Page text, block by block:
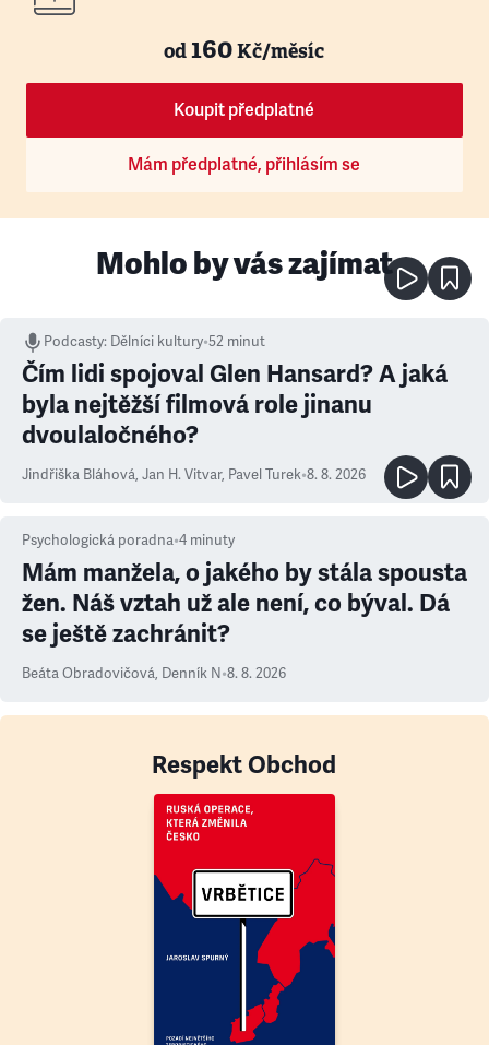
od160Kč/měsíc
Koupit předplatné
Mám předplatné, přihlásím se
Mohlo by vás zajímat
Podcasty: Dělníci kultury•52 minut
Čím lidi spojoval Glen Hansard? A jaká
byla nejtěžší filmová role jinanu
dvoulaločného?
Jindřiška Bláhová, Jan H. Vitvar, Pavel Turek•8. 8. 2026
Psychologická poradna•4 minuty
Mám manžela, o jakého by stála spousta
žen. Náš vztah už ale není, co býval. Dá
se ještě zachránit?
Beáta Obradovičová, Denník N•8. 8. 2026
Respekt Obchod